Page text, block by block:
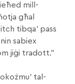
mill-
għal
tibqa’ pass
sabiex
jiġi tradott.”
tal-